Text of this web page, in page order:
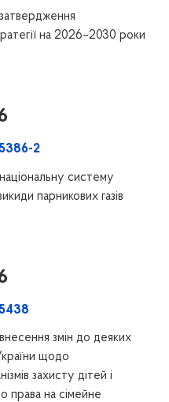
на 2026–2030 роки
2
систему
парникових газів
змін до деяких
щодо
захисту дітей і
права на сімейне